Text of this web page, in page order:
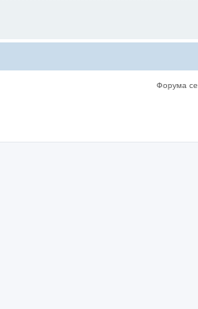
Форума